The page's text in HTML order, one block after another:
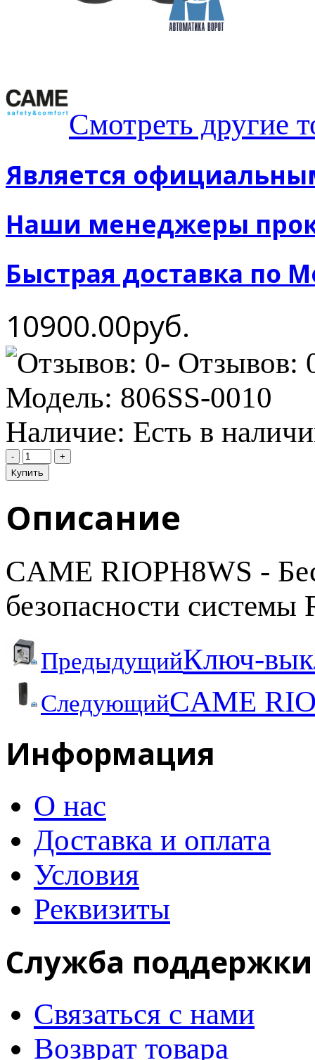
Смотреть другие
Является
Наши менеджеры
Быстрая доставка по
10900.00руб.
- Отзывов:
Модель: 806SS-0010
Наличие: Есть в
Описание
CAME RIOPH8WS -
безопасности системы
ПредыдущийКлюч-
СледующийCAME
Информация
О нас
Доставка и оплата
Условия
Реквизиты
Служба поддержки
Связаться с нами
Возврат товара